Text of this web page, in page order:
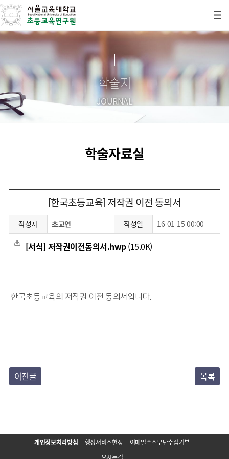
학술지
JOURNAL
학술자료실
[한국초등교육] 저작권 이전 동의서
작성자 초교연 작성일 16-01-15 00:00
[서식] 저작권이전동의서.hwp(15.0K)
한국초등교육의 저작권 이전 동의서입니다.
이전글 목록
개인정보처리방침 행정서비스헌장
이메일주소무단수집거부